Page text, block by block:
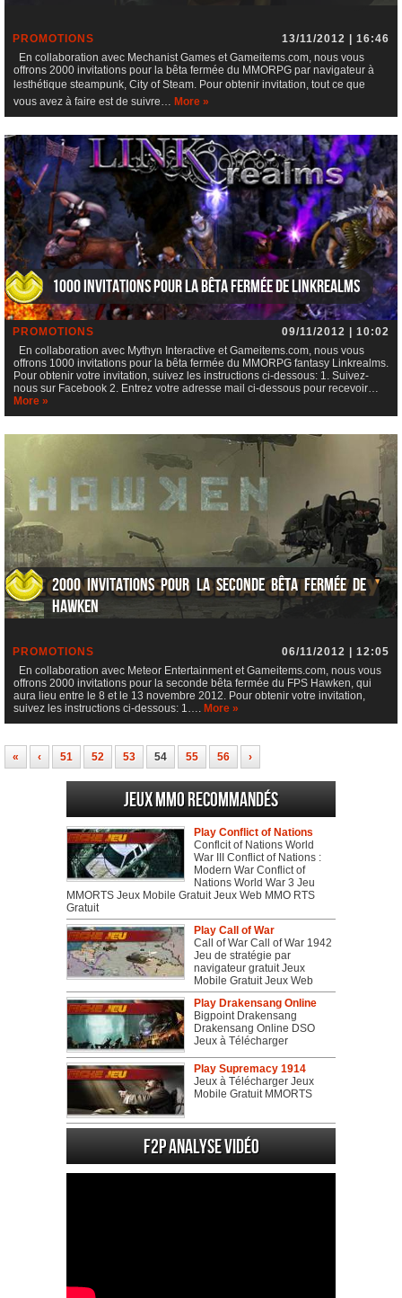
PROMOTIONS
13/11/2012 | 16:46
En collaboration avec Mechanist Games et Gameitems.com, nous vous
offrons 2000 invitations pour la bêta fermée du MMORPG par navigateur à
lesthétique steampunk, City of Steam. Pour obtenir invitation, tout ce que
vous avez à faire est de suivre… More »
1000 invitations pour la bêta fermée de Linkrealms
PROMOTIONS
09/11/2012 | 10:02
En collaboration avec Mythyn Interactive et Gameitems.com, nous vous
offrons 1000 invitations pour la bêta fermée du MMORPG fantasy Linkrealms.
Pour obtenir votre invitation, suivez les instructions ci-dessous: 1. Suivez-
nous sur Facebook 2. Entrez votre adresse mail ci-dessous pour recevoir…
More »
2000 invitations pour la seconde bêta fermée de
Hawken
PROMOTIONS
06/11/2012 | 12:05
En collaboration avec Meteor Entertainment et Gameitems.com, nous vous
offrons 2000 invitations pour la seconde bêta fermée du FPS Hawken, qui
aura lieu entre le 8 et le 13 novembre 2012. Pour obtenir votre invitation,
suivez les instructions ci-dessous: 1…. More »
« ‹ 51 52 53 54 55 56 ›
Jeux MMO recommandés
Play Conflict of Nations
Conflcit of Nations World
War III Conflict of Nations :
Modern War Conflict of
Nations World War 3 Jeu
MMORTS Jeux Mobile Gratuit Jeux Web MMO RTS
Gratuit
Play Call of War
Call of War Call of War 1942
Jeu de stratégie par
navigateur gratuit Jeux
Mobile Gratuit Jeux Web
Play Drakensang Online
Bigpoint Drakensang
Drakensang Online DSO
Jeux à Télécharger
Play Supremacy 1914
Jeux à Télécharger Jeux
Mobile Gratuit MMORTS
F2P Analyse vidéo